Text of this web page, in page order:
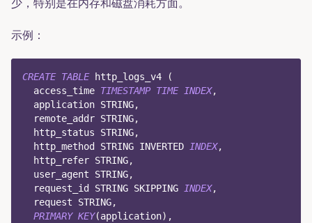
少，特别是在内存和磁盘消耗方面。
示例：
CREATE TABLE http_logs_v4
(
  access_time
TIMESTAMP TIME INDEX,
  application STRING
,
  remote_addr STRING
,
  http_status STRING
,
  http_method STRING INVERTED
INDEX,
  http_refer STRING
,
  user_agent STRING
,
  request_id STRING SKIPPING
INDEX,
  request STRING
,
PRIMARY KEY(application) ,